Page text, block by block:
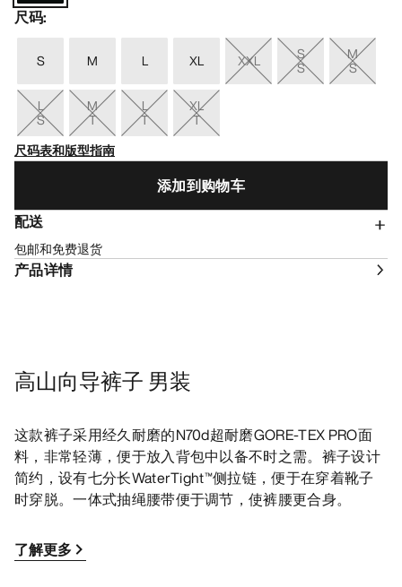
尺码:
S M L XL XXL S
S
M
S
L
S
M
T
L
T
XL
T
尺码表和版型指南
添加到购物车
配送
包邮和免费退货
产品详情
高山向导裤子 男装
这款裤子采用经久耐磨的N70d超耐磨GORE-TEX PRO面
料，非常轻薄，便于放入背包中以备不时之需。裤子设计
简约，设有七分长WaterTight™侧拉链，便于在穿着靴子
时穿脱。一体式抽绳腰带便于调节，使裤腰更合身。
了解更多